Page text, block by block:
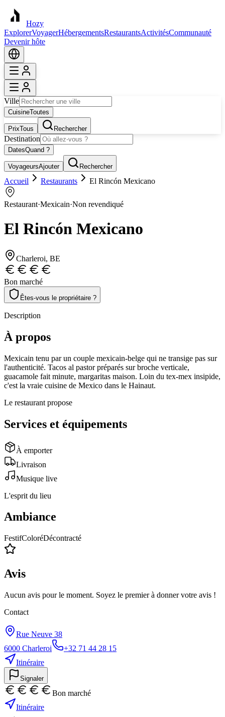
Hozy
ExplorerVoyagerHébergementsRestaurantsActivitésCommunauté
Devenir hôte
Ville
CuisineToutes
PrixTous Rechercher
Destination
DatesQuand ?
VoyageursAjouter Rechercher
Accueil Restaurants El Rincón Mexicano
Restaurant·Mexicain·Non revendiqué
El Rincón Mexicano
Charleroi, BE
Bon marché
Êtes-vous le propriétaire ?
Description
À propos
Mexicain tenu par un couple mexicain-belge qui ne transige pas sur
l'authenticité. Tacos al pastor préparés sur broche verticale,
guacamole fait minute, margaritas maison. Loin du tex-mex insipide,
c'est la vraie cuisine de Mexico dans le Hainaut.
Le restaurant propose
Services et équipements
À emporter
Livraison
Musique live
L'esprit du lieu
Ambiance
FestifColoréDécontracté
Avis
Aucun avis pour le moment. Soyez le premier à donner votre avis !
Contact
Rue Neuve 38
6000 Charleroi
+32 71 44 28 15
Itinéraire
Signaler
Bon marché
Itinéraire